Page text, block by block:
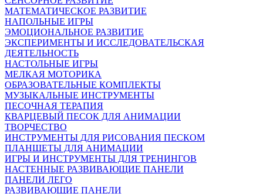
МАТЕМАТИЧЕСКОЕ РАЗВИТИЕ
НАПОЛЬНЫЕ ИГРЫ
ЭМОЦИОНАЛЬНОЕ РАЗВИТИЕ
ЭКСПЕРИМЕНТЫ И ИССЛЕДОВАТЕЛЬСКАЯ
ДЕЯТЕЛЬНОСТЬ
НАСТОЛЬНЫЕ ИГРЫ
МЕЛКАЯ МОТОРИКА
ОБРАЗОВАТЕЛЬНЫЕ КОМПЛЕКТЫ
МУЗЫКАЛЬНЫЕ ИНСТРУМЕНТЫ
ПЕСОЧНАЯ ТЕРАПИЯ
КВАРЦЕВЫЙ ПЕСОК ДЛЯ АНИМАЦИИ
ТВОРЧЕСТВО
ИНСТРУМЕНТЫ ДЛЯ РИСОВАНИЯ ПЕСКОМ
ПЛАНШЕТЫ ДЛЯ АНИМАЦИИ
ИГРЫ И ИНСТРУМЕНТЫ ДЛЯ ТРЕНИНГОВ
НАСТЕННЫЕ РАЗВИВАЮЩИЕ ПАНЕЛИ
ПАНЕЛИ ЛЕГО
РАЗВИВАЮЩИЕ ПАНЕЛИ